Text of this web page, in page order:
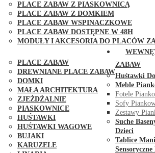
PLACE ZABAW Z PIASKOWNICĄ
PLACE ZABAW Z DOMKIEM
PLACE ZABAW WSPINACZKOWE
PLACE ZABAW DOSTĘPNE W 48H
MODUŁY I AKCESORIA DO PLACÓW
PLACE ZABAW
DREWNIANE PLACE ZABAW
DOMKI
MAŁA ARCHITEKTURA
ZJEŻDŻALNIE
PIASKOWNICE
HUŚTAWKI
HUŚTAWKI WAGOWE
BUJAKI
KARUZELE
ZABAW
Huśtawki
Meble
Fotele
Sofy
Zestawy
Suche
Dzieci
Tablice